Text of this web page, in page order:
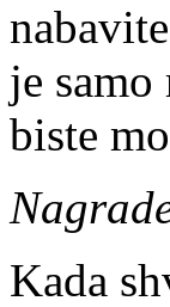
je
biste
Kada